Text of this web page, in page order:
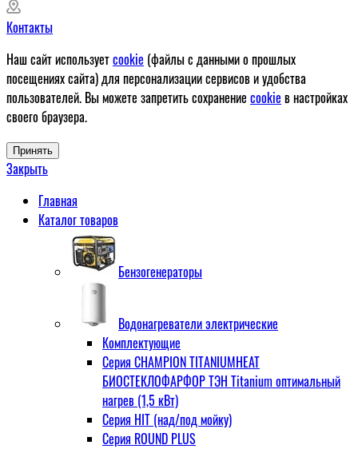
Контакты
Наш сайт используетcookie (файлы с данными о прошлых
посещениях сайта) для персонализации сервисов и удобства
пользователей. Вы можете запретить сохранение cookie в настройках
своего браузера.
Принять
Закрыть
Главная
Каталог товаров
Бензогенераторы
Водонагреватели электрические
Комплектующие
Серия CHAMPION TITANIUMHEAT
БИОСТЕКЛОФАРФОР ТЭН Titanium оптимальный
нагрев (1,5 кВт)
Серия HIT (над/под мойку)
Серия ROUND PLUS